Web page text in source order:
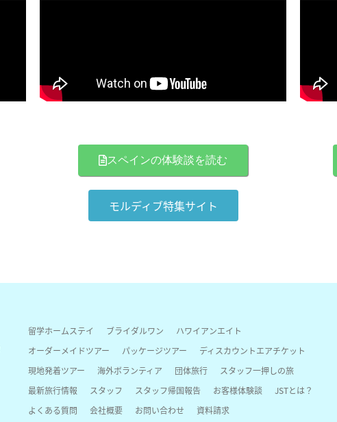
スペインの体験談を読む
モルディブ特集サイト
留学ホームステイ ブライダルワン
ハワイアンエイト
オーダーメイドツアー
パッケージツアー
ディスカウントエアチケット
現地発着ツアー
海外ボランティア 団体旅行
スタッフ一押しの旅
最新旅行情報
スタッフ スタッフ帰国報告 お客様体験談
JSTとは？
よくある質問
会社概要 お問い合わせ 資料請求